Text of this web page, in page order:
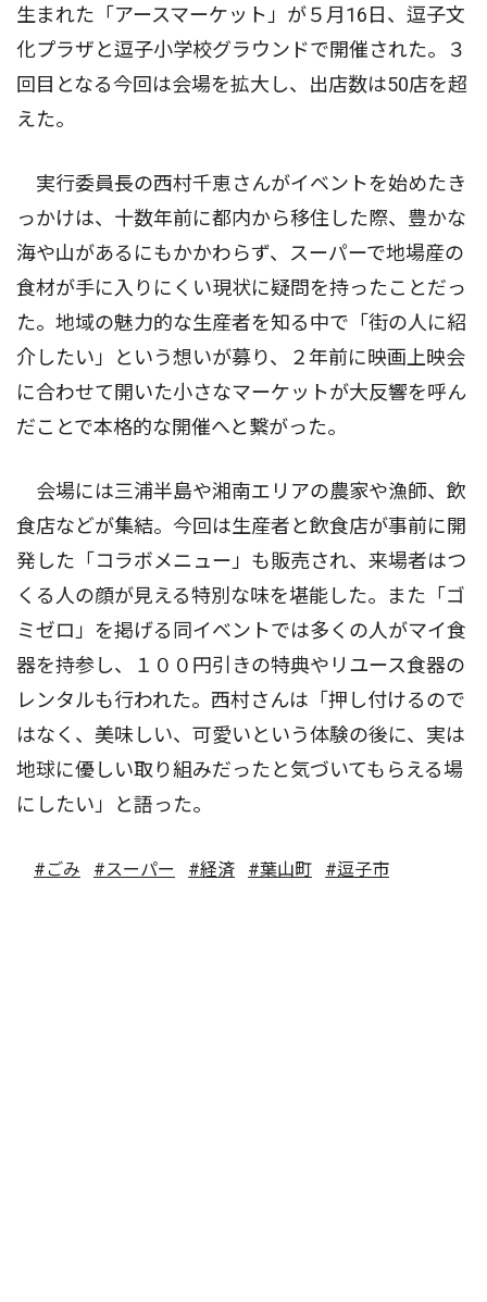
生まれた「アースマーケット」が５月16日、逗子文
化プラザと逗子小学校グラウンドで開催された。３
回目となる今回は会場を拡大し、出店数は50店を超
えた。
実行委員長の西村千恵さんがイベントを始めたき
っかけは、十数年前に都内から移住した際、豊かな
海や山があるにもかかわらず、スーパーで地場産の
食材が手に入りにくい現状に疑問を持ったことだっ
た。地域の魅力的な生産者を知る中で「街の人に紹
介したい」という想いが募り、２年前に映画上映会
に合わせて開いた小さなマーケットが大反響を呼ん
だことで本格的な開催へと繋がった。
会場には三浦半島や湘南エリアの農家や漁師、飲
食店などが集結。今回は生産者と飲食店が事前に開
発した「コラボメニュー」も販売され、来場者はつ
くる人の顔が見える特別な味を堪能した。また「ゴ
ミゼロ」を掲げる同イベントでは多くの人がマイ食
器を持参し、１００円引きの特典やリユース食器の
レンタルも行われた。西村さんは「押し付けるので
はなく、美味しい、可愛いという体験の後に、実は
地球に優しい取り組みだったと気づいてもらえる場
にしたい」と語った。
#ごみ #スーパー #経済 #葉山町 #逗子市